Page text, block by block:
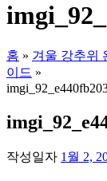
가
홈 » 겨울 강추위
이드 »
작성일자 1월 2,